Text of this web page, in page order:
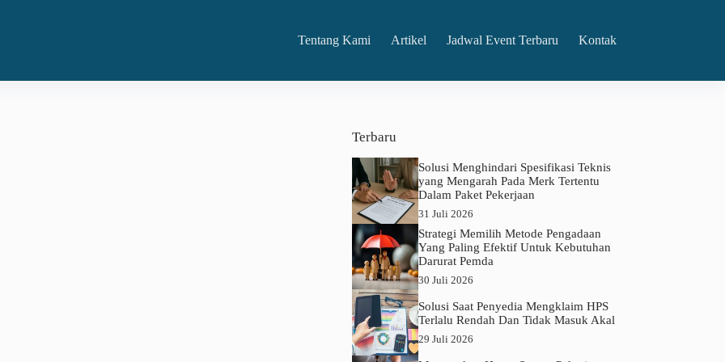
Tentang Kami Artikel Jadwal Event Terbaru Kontak
Terbaru
Solusi Menghindari Spesifikasi Teknis
yang Mengarah Pada Merk Tertentu
Dalam Paket Pekerjaan
31 Juli 2026
Strategi Memilih Metode Pengadaan
Yang Paling Efektif Untuk Kebutuhan
Darurat Pemda
30 Juli 2026
Solusi Saat Penyedia Mengklaim HPS
Terlalu Rendah Dan Tidak Masuk Akal
29 Juli 2026